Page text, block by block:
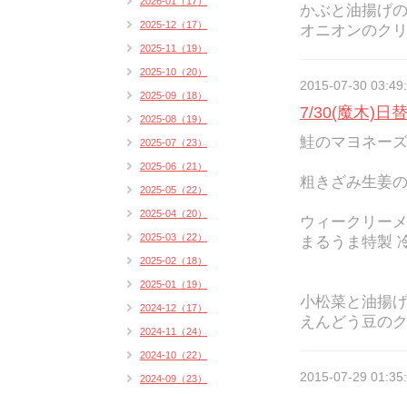
かぶと油揚げ
オニオンのク
2015-07-30
7/30(魔木)日
鮭のマヨネー
粗きざみ生姜
ウィークリー
まるうま特製
小松菜と油揚
えんどう豆の
2015-07-29
2025-12（17）
2025-11（19）
2025-10（20）
2025-09（18）
2025-08（19）
2025-07（23）
2025-06（21）
2025-05（22）
2025-04（20）
2025-03（22）
2025-02（18）
2025-01（19）
2024-12（17）
2024-11（24）
2024-10（22）
2024-09（23）